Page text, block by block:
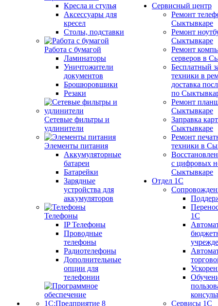
Кресла и стулья
Аксессуары для
кресел
Столы, подставки
Работа с бумагой
Ламинаторы
Уничтожители
документов
Брошюровщики
Резаки
Сетевые фильтры и
удлинители
Элементы питания
Аккумуляторные
батареи
Батарейки
Зарядные
устройства для
аккумуляторов
Телефоны
IP Телефоны
Проводные
телефоны
Радиотелефоны
Дополнительные
опции для
телефонии
Сервисный центр
Ремонт
Сыктывкаре
Ремонт
Сыктывкаре
Ремонт
серверов в
Бесплатный
техники в
доставка
по
Ремонт
Сыктывкаре
Заправка
Сыктывкаре
Ремонт
техники в
с цифровых
Сыктывкаре
Отдел 1С
1С
Сервисы 1С